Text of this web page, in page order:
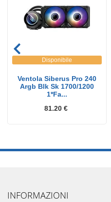
Disponibile
Ventola Siberus Pro 240
Argb Blk Sk 1700/1200
1*Fa...
81.20 €
INFORMAZIONI